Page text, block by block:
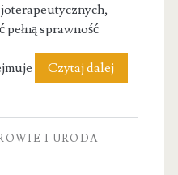
sprawność
Czytaj dalejDP
I URODA